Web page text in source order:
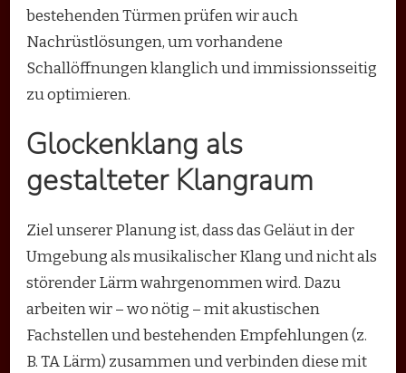
bestehenden Türmen prüfen wir auch
Nachrüstlösungen, um vorhandene
Schallöffnungen klanglich und immissionsseitig
zu optimieren.
Glockenklang als
gestalteter Klangraum
Ziel unserer Planung ist, dass das Geläut in der
Umgebung als musikalischer Klang und nicht als
störender Lärm wahrgenommen wird. Dazu
arbeiten wir – wo nötig – mit akustischen
Fachstellen und bestehenden Empfehlungen (z.
B. TA Lärm) zusammen und verbinden diese mit